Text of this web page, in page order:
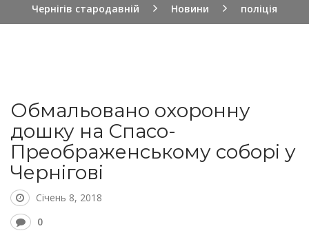
Чернігів стародавній Новини поліція
Обмальовано охоронну
дошку на Спасо-
Преображенському соборі у
Чернігові
Січень 8, 2018
0